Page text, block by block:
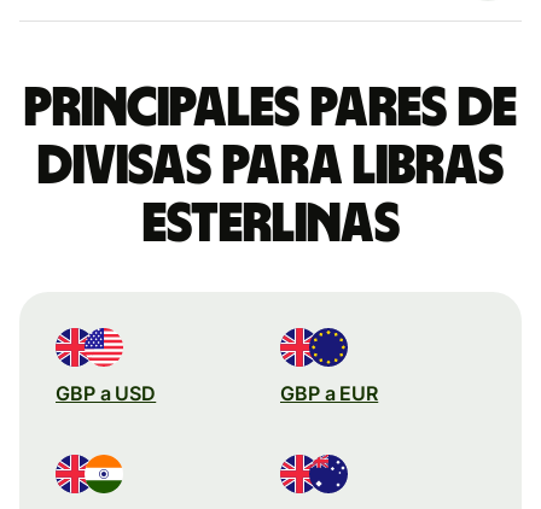
Principales pares de
divisas para libras
esterlinas
GBP a USD GBP a EUR